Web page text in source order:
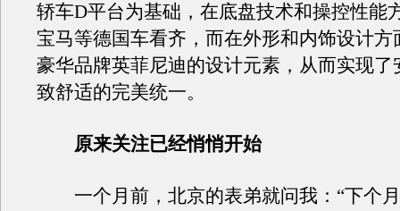
轿车D平台为基础，在底盘技术和操控性能
宝马等德国车看齐，而在外形和内饰设计方
豪华品牌英菲尼迪的设计元素，从而实现了
致舒适的完美统一。
原来关注已经悄悄开始
一个月前，北京的表弟就问我：“下个